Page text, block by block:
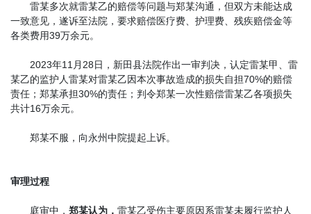
雷某多次就雷某乙的赔偿等问题与郑某沟通，但双方未能达成
一致意见，遂诉至法院，要求赔偿医疗费、护理费、残疾赔偿金等
各类费用39万余元。
2023年11月28日，新田县法院作出一审判决，认定雷某甲、雷
某乙的监护人雷某对雷某乙因本次事故造成的损失自担70%的赔偿
责任；郑某承担30%的责任；判令郑某一次性赔偿雷某乙各项损失
共计16万余元。
郑某不服，向永州中院提起上诉。
审理过程
庭审中， 郑某认为， 雷某乙受伤主要原因系雷某未履行监护人